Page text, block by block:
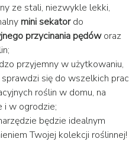
ze stali, niezwykle lekki,
mini sekatordo
przycinania pędóworaz
przyjemny w użytkowaniu,
się do wszelkich prac
roślin w domu, na
i w ogrodzie;
będzie idealnym
Twojej kolekcji roślinnej!